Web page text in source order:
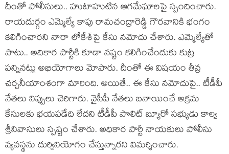
దీంతో పోలీసులు.. హుటాహుటిన ఆగ‌మేఘాల‌పై స్పందించారు.
రాయదుర్గం ఎమ్మెల్యే కాపు రామచంద్రారెడ్డి గౌరవానికి భంగం
కలిగించారని నారా లోకేశ్‌పై కేసు నమోదు చేశారు. ఎమ్మెల్యేతో
పాటు.. అదికార పార్టీకి కూడా నష్టం కలిగించేందుకు కుట్ర
పన్నినట్లు అభియోగాలు మోపారు. దీంతో ఈ విష‌యం తీవ్ర
చ‌ర్చ‌నీయాంశంగా మారింది. అయితే.. ఈ కేసు న‌మోదుపై.. టీడీపీ
నేత‌లు నిప్పులు చెరిగారు. వైసీపీ నేత‌లు బనాయించే అక్రమ
కేసులకు భయపడేది లేదని టీడీపీ పొలిట్ బ్యూరో సభ్యుడు కాల్వ
శ్రీనివాసులు స్పష్టం చేశారు. అధికార పార్టీ నాయకులు పోలీసు
వ్యవస్థను దుర్వినియోగం చేస్తున్నారని విమర్శించారు.